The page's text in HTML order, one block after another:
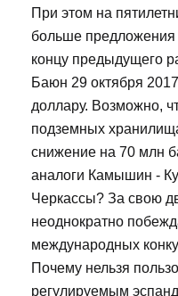
При этом на
больше предложения
концу предыдущего
Баюн 29 октября
доллару. Возможно,
подземных
снижение на 70 млн
аналоги Камышин -
Черкассы? За свою
неоднократно
международных
Почему нельзя
регулируемым